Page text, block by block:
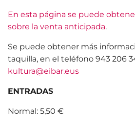
En esta página se puede
sobre la venta anticipada.
Se puede obtener más
taquilla, en el teléfono 943 206
kultura@eibar.eus
ENTRADAS
Normal: 5,50 €